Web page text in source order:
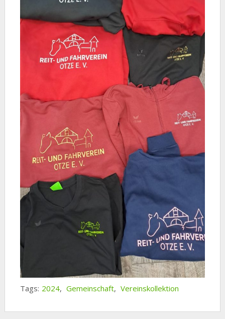
Tags: 2024, Gemeinschaft, Vereinskollektion